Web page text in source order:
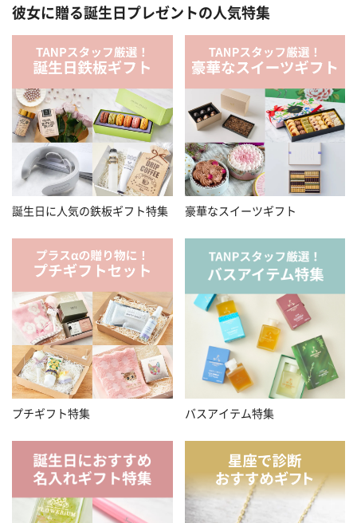
彼女に贈る誕生日プレゼントの人気特集
誕生日に人気の鉄板ギフト特集 豪華なスイーツギフト
プチギフト特集 バスアイテム特集